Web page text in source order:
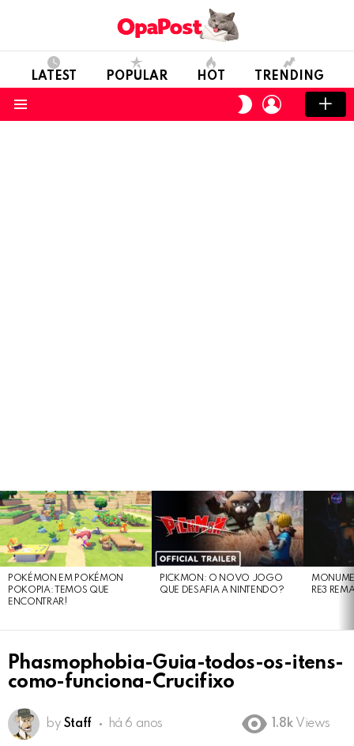
LATEST POPULAR HOT TRENDING
SWITCH
SKIN
LOGIN
LATEST
STORIES
POKÉMON EM POKÉMON
POKOPIA: TEMOS QUE
ENCONTRAR!
PICKMON: O NOVO JOGO
QUE DESAFIA A NINTENDO?
RE3
Phasmophobia-Guia-todos-os-itens-
como-funciona-Crucifixo
by Staff há 6 anos 1.8k Views